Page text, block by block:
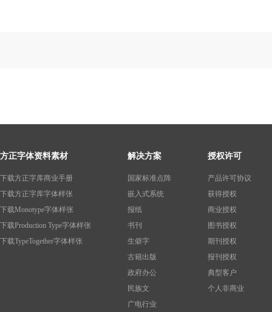
方正字体资料素材
下载方正字库商业手册
下载方正字库字体样张
下载Monotype字体样张
下载Production Type字体样张
下载TypeTogether字体样张
解决方案
国家标准点阵
嵌入式系统
报纸
书刊
生僻字
古籍出版
政府办公
民族文
广电行业
授权许可
产品许可协议
获得授权
商业授权
图书授权
期刊授权
报刊授权
典型客户
个人非商业